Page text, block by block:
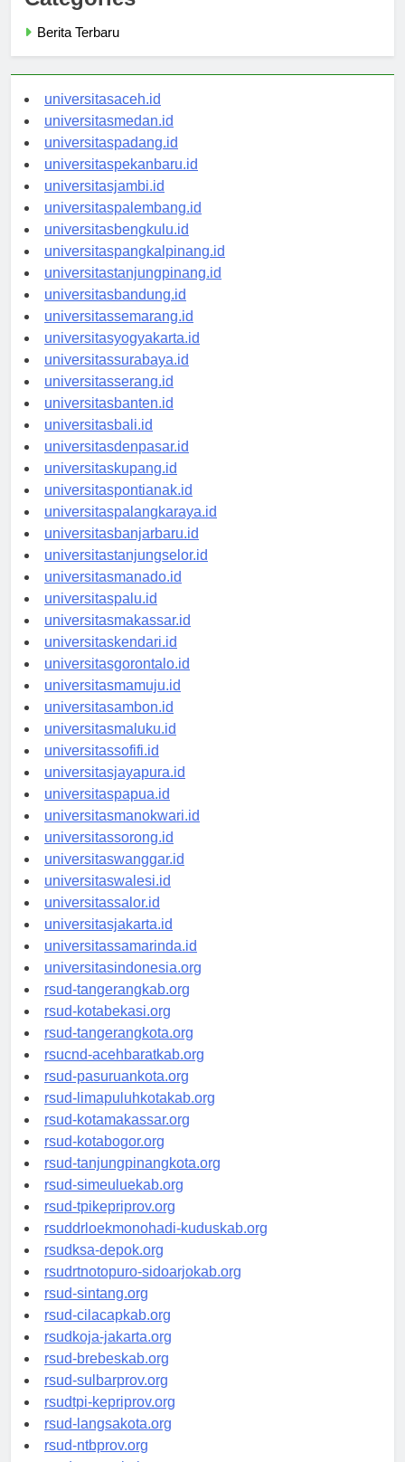
Categories
universitasaceh.id
universitasmedan.id
universitaspadang.id
universitaspekanbaru.id
universitasjambi.id
universitaspalembang.id
universitasbengkulu.id
universitaspangkalpinang.id
universitastanjungpinang.id
universitasbandung.id
universitassemarang.id
universitasyogyakarta.id
universitassurabaya.id
universitasserang.id
universitasbanten.id
universitasbali.id
universitasdenpasar.id
universitaskupang.id
universitaspontianak.id
universitaspalangkaraya.id
universitasbanjarbaru.id
universitastanjungselor.id
universitasmanado.id
universitaspalu.id
universitasmakassar.id
universitaskendari.id
universitasgorontalo.id
universitasmamuju.id
universitasambon.id
universitasmaluku.id
universitassofifi.id
universitasjayapura.id
universitaspapua.id
universitasmanokwari.id
universitassorong.id
universitaswanggar.id
universitaswalesi.id
universitassalor.id
universitasjakarta.id
universitassamarinda.id
universitasindonesia.org
rsud-tangerangkab.org
rsud-kotabekasi.org
rsud-tangerangkota.org
rsucnd-acehbaratkab.org
rsud-pasuruankota.org
rsud-limapuluhkotakab.org
rsud-kotamakassar.org
rsud-kotabogor.org
rsud-tanjungpinangkota.org
rsud-simeuluekab.org
rsud-tpikepriprov.org
rsuddrloekmonohadi-kuduskab.org
rsudksa-depok.org
rsudrtnotopuro-sidoarjokab.org
rsud-sintang.org
rsud-cilacapkab.org
rsudkoja-jakarta.org
rsud-brebeskab.org
rsud-sulbarprov.org
rsudtpi-kepriprov.org
rsud-langsakota.org